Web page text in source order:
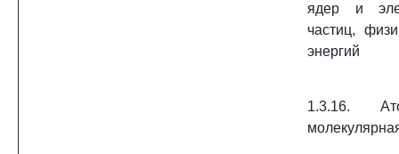
ядер и
частиц,
энергий
1.3.16.